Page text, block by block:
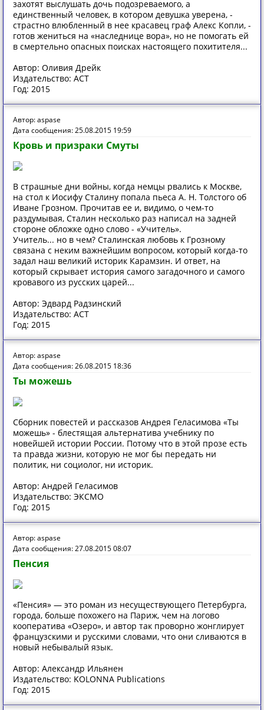
захотят выслушать дочь подозреваемого, а
единственный человек, в котором девушка уверена, -
страстно влюбленный в нее красавец граф Алекс Копли, -
готов жениться на «наследнице вора», но не помогать ей
в смертельно опасных поисках настоящего похитителя...
Автор: Оливия Дрейк
Издательство: АСТ
Год: 2015
Автор: aspase
Дата сообщения: 25.08.2015 19:59
Кровь и призраки Смуты
В страшные дни войны, когда немцы рвались к Москве,
на стол к Иосифу Сталину попала пьеса А. Н. Толстого об
Иване Грозном. Прочитав ее и, видимо, о чем-то
раздумывая, Сталин несколько раз написал на задней
стороне обложке одно слово - «Учитель».
Учитель... но в чем? Сталинская любовь к Грозному
связана с неким важнейшим вопросом, который когда-то
задал наш великий историк Карамзин. И ответ, на
который скрывает история самого загадочного и самого
кровавого из русских царей...
Автор: Эдвард Радзинский
Издательство: АСТ
Год: 2015
Автор: aspase
Дата сообщения: 26.08.2015 18:36
Ты можешь
Сборник повестей и рассказов Андрея Геласимова «Ты
можешь» - блестящая альтернатива учебнику по
новейшей истории России. Потому что в этой прозе есть
та правда жизни, которую не мог бы передать ни
политик, ни социолог, ни историк.
Автор: Андрей Геласимов
Издательство: ЭКСМО
Год: 2015
Автор: aspase
Дата сообщения: 27.08.2015 08:07
Пенсия
«Пенсия» — это роман из несуществующего Петербурга,
города, больше похожего на Париж, чем на логово
кооператива «Озеро», и автор так проворно жонглирует
французскими и русскими словами, что они сливаются в
новый небывалый язык.
Автор: Александр Ильянен
Издательство: KOLONNA Publications
Год: 2015